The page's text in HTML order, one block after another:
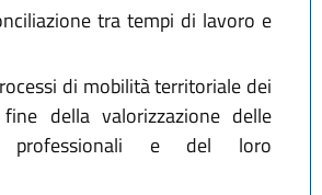
tra tempi di lavoro e
di mobilità territoriale dei
della valorizzazione delle
professionali e del loro